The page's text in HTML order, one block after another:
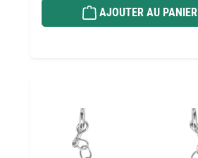
AJOUTER AU PANIER